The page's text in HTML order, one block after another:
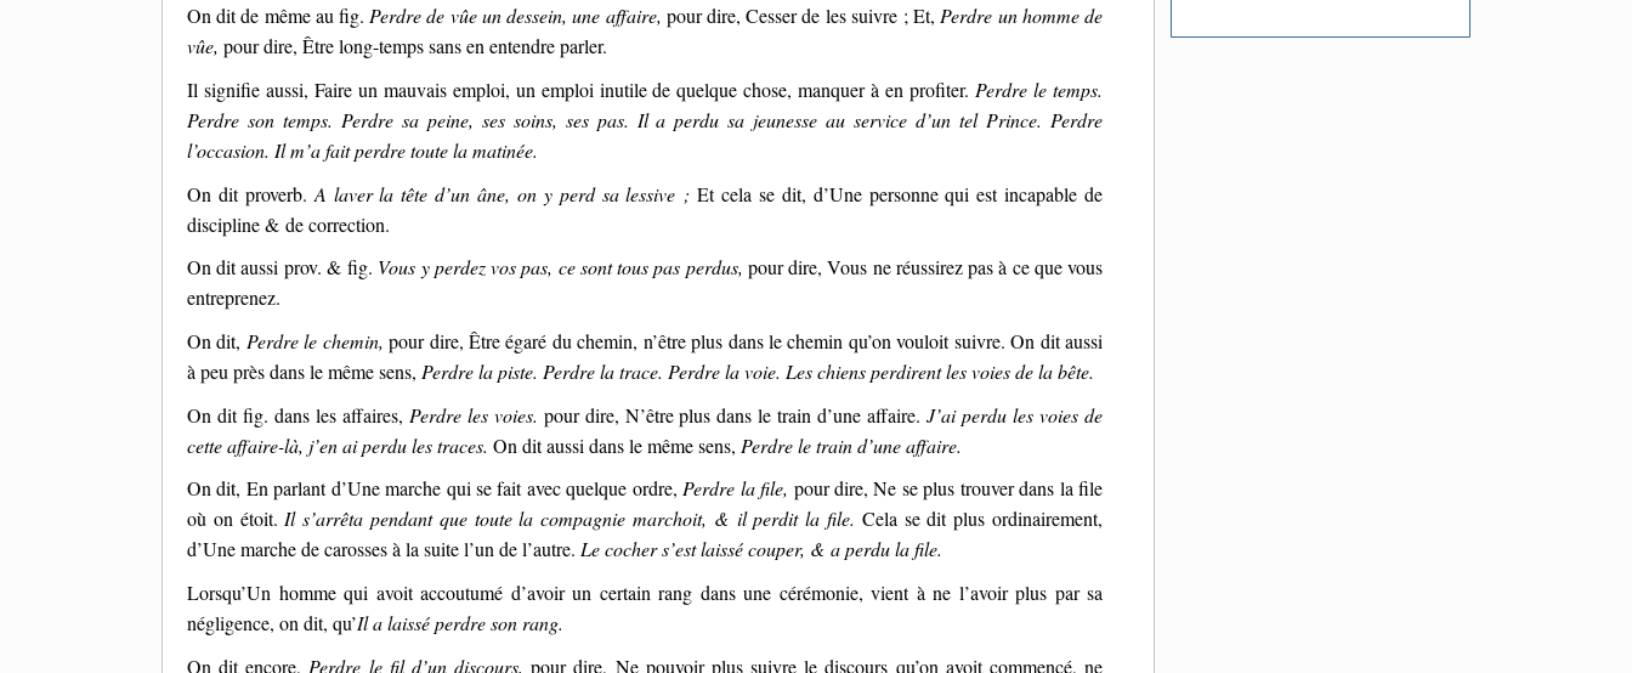
On dit de même au fig.Perdre de vûe un dessein, une affaire, pour dire, Cesser de les suivre ; Et,Perdre un homme de
vûe, pour dire, Être long-temps sans en entendre parler.
Il signifie aussi, Faire un mauvais emploi, un emploi inutile de quelque chose, manquer à en profiter. Perdre le temps.
Perdre son temps. Perdre sa peine, ses soins, ses pas. Il a perdu sa jeunesse au service d’un tel Prince. Perdre
l’occasion. Il m’a fait perdre toute la matinée.
On dit proverb. A laver la tête d’un âne, on y perd sa lessive ; Et cela se dit, d’Une personne qui est incapable de
discipline & de correction.
On dit aussi prov. & fig. Vous y perdez vos pas, ce sont tous pas perdus, pour dire, Vous ne réussirez pas à ce que vous
entreprenez.
On dit, Perdre le chemin, pour dire, Être égaré du chemin, n’être plus dans le chemin qu’on vouloit suivre. On dit aussi
à peu près dans le même sens, Perdre la piste. Perdre la trace. Perdre la voie. Les chiens perdirent les voies de la bête.
On dit fig. dans les affaires, Perdre les voies. pour dire, N’être plus dans le train d’une affaire.J’ai perdu les voies de
cette affaire-là, j’en ai perdu les traces. On dit aussi dans le même sens, Perdre le train d’une affaire.
On dit, En parlant d’Une marche qui se fait avec quelque ordre, Perdre la file, pour dire, Ne se plus trouver dans la file
où on étoit. Il s’arrêta pendant que toute la compagnie marchoit, & il perdit la file. Cela se dit plus ordinairement,
d’Une marche de carosses à la suite l’un de l’autre. Le cocher s’est laissé couper, & a perdu la file.
Lorsqu’Un homme qui avoit accoutumé d’avoir un certain rang dans une cérémonie, vient à ne l’avoir plus par sa
négligence, on dit, qu’Il a laissé perdre son rang.
On dit encore, Perdre le fil d’un discours, pour dire, Ne pouvoir plus suivre le discours qu’on avoit commencé, ne